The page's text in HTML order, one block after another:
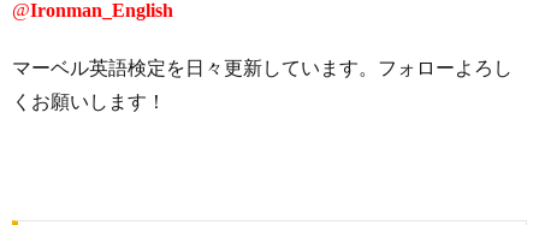
@Ironman_English
マーベル英語検定を日々更新しています。フォローよろし
くお願いします！